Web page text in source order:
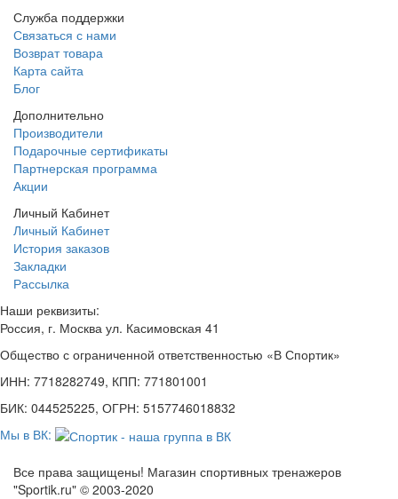
Служба поддержки
Связаться с нами
Возврат товара
Карта сайта
Блог
Дополнительно
Производители
Подарочные сертификаты
Партнерская программа
Акции
Личный Кабинет
Личный Кабинет
История заказов
Закладки
Рассылка
Наши реквизиты:
Россия, г. Москва ул. Касимовская 41
Общество с ограниченной ответственностью «В Спортик»
ИНН: 7718282749, КПП: 771801001
БИК: 044525225, ОГРН: 5157746018832
Мы в ВК:
Все права защищены! Магазин спортивных тренажеров
"Sportik.ru" © 2003-2020